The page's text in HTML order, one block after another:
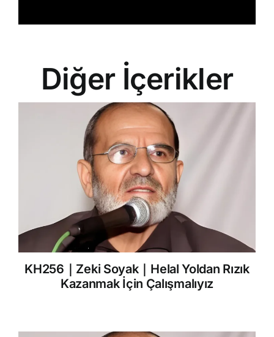
Diğer İçerikler
KH256｜Zeki Soyak｜Helal Yoldan Rızık
Kazanmak İçin Çalışmalıyız